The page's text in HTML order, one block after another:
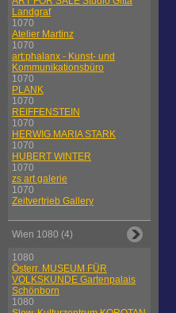
Landgraf
1070
Atelier Martinz
1070
art:phalanx - Kunst- und
Kommunikationsbüro
1070
PLANK
1070
REIFFENSTEIN
1070
HERWIG MARIA STARK
1070
HUBERT WINTER
1070
zs art galerie
1070
Zeitvertrieb Gallery
Wien 1080 (4)
1080
Österr. MUSEUM FÜR
VOLKSKUNDE Gartenpalais
Schönborn
1080